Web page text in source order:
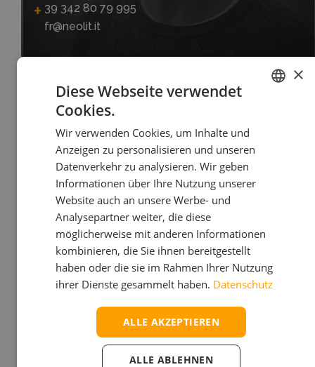
39 342 80 79 995
fr@neolit.it
AUSSENDIENSTMITARBEITER
MICHAEL LASTA
39 348 64 29 459
lasta@neolit.it
×
Diese Webseite verwendet
Cookies.
Wir verwenden Cookies, um Inhalte und
Anzeigen zu personalisieren und unseren
Datenverkehr zu analysieren. Wir geben
Informationen über Ihre Nutzung unserer
Website auch an unsere Werbe- und
Analysepartner weiter, die diese
möglicherweise mit anderen Informationen
kombinieren, die Sie ihnen bereitgestellt
haben oder die sie im Rahmen Ihrer Nutzung
ihrer Dienste gesammelt haben. Datenschutz
ALLE AKZEPTIEREN
ALLE ABLEHNEN